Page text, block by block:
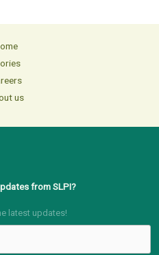
us
from SLPI?
latest updates!